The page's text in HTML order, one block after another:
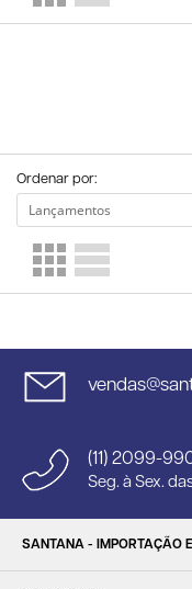
Ordenar por:
(11) 2099-
Seg. à Sex.
SANTANA - IMPORTAÇÃO